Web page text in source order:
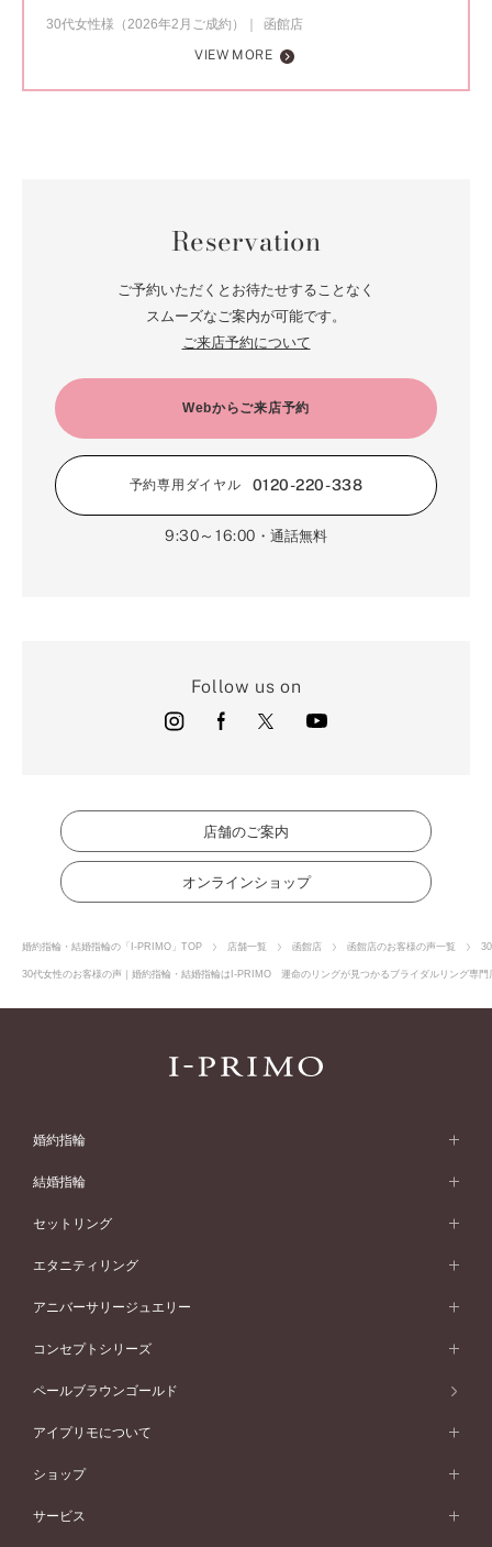
30代女性様（2026年2月ご成約）
函館店
VIEW MORE
Reservation
ご予約いただくとお待たせすることなく
スムーズなご案内が可能です。
ご来店予約について
Webからご来店予約
予約専用ダイヤル 0120-220-338
9:30～16:00 ・通話無料
Follow us on
店舗のご案内
オンラインショップ
婚約指輪・結婚指輪の「I-PRIMO」TOP 店舗一覧 函館店 函館店のお客様の声一覧
30代女性のお客様の声｜婚約指輪・結婚指輪はI-PRIMO 運命のリングが見つかるブライダルリング専
婚約指輪
婚約指輪 (エンゲージリング)
婚約指輪一覧
ピンクゴールド
ペールブラウンゴールド
ウェーブライン
V字ライン
ワンサイドメレ
ダブルサイドメレ
シンプル
フェミニン
モード
50万円台～
40万円台～
30万円台～
婚約指輪 人気ランキング
婚約ネックレス
結婚指輪
結婚指輪 (マリッジリング)
結婚指輪一覧
ピンクゴールド
ペールブラウンゴールド
ウェーブライン
V字ライン
ワンメレ
セベラルメレ
シンプル
フェミニン
モード
50万円～
40万円～50万円
セットリング
セットリング
セットリング一覧
ピンクゴールド
ペールブラウンゴールド
エタニティリング
エタニティリング
エタニティリング一覧
ピンクゴールド
ペールブラウンゴールド
アニバーサリージュエリー
アニバーサリージュエリー
アニバーサリージュエリー一覧
ファッションリング
ブレスレット
コンセプトシリーズ
コンセプトシリーズ
オリジンビリーフ
エトワル
ペールブラウンゴールド
アイプリモについて
アイプリモについて
パーソナルハンド診断
ショップ
店舗一覧
サービス